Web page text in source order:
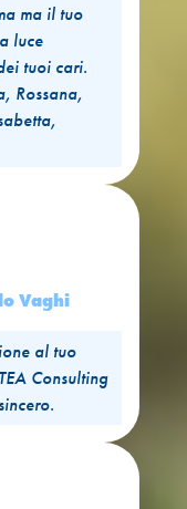
ma il tuo
luce
tuoi cari.
Rossana,
Vaghi
al tuo
Consulting